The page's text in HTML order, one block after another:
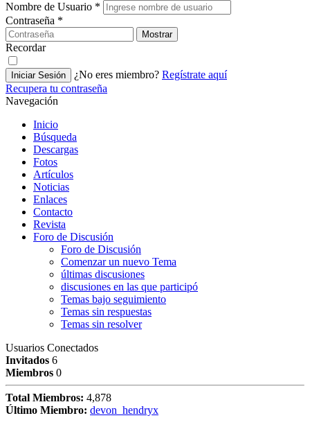
Nombre de Usuario *
Contraseña *
Mostrar
Recordar
Iniciar Sesión ¿No eres miembro? Regístrate aquí
Recupera tu contraseña
Navegación
Inicio
Búsqueda
Descargas
Fotos
Artículos
Noticias
Enlaces
Contacto
Revista
Foro de Discusión
Foro de Discusión
Comenzar un nuevo Tema
últimas discusiones
discusiones en las que participó
Temas bajo seguimiento
Temas sin respuestas
Temas sin resolver
Usuarios Conectados
Invitados 6
Miembros 0
Total Miembros: 4,878
Último Miembro: devon_hendryx